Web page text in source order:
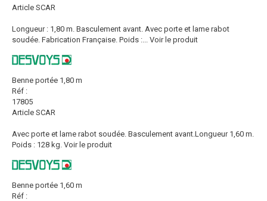
Article SCAR
Longueur : 1,80 m. Basculement avant. Avec porte et lame rabot
soudée. Fabrication Française. Poids :... Voir le produit
Benne portée 1,80 m
Réf :
17805
Article SCAR
Avec porte et lame rabot soudée. Basculement avant.Longueur 1,60 m.
Poids : 128 kg. Voir le produit
Benne portée 1,60 m
Réf :